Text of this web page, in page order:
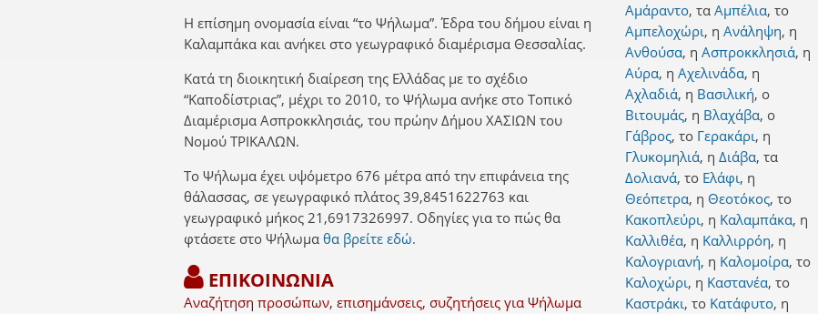
Η επίσημη ονομασία είναι “το Ψήλωμα”. Έδρα του δήμου είναι η
Καλαμπάκα και ανήκει στο γεωγραφικό διαμέρισμα Θεσσαλίας.
Κατά τη διοικητική διαίρεση της Ελλάδας με το σχέδιο
“Καποδίστριας”, μέχρι το 2010, το Ψήλωμα ανήκε στο Τοπικό
Διαμέρισμα Ασπροκκλησιάς, του πρώην Δήμου ΧΑΣΙΩΝ του
Νομού ΤΡΙΚΑΛΩΝ.
Το Ψήλωμα έχει υψόμετρο 676 μέτρα από την επιφάνεια της
θάλασσας, σε γεωγραφικό πλάτος 39,8451622763 και
γεωγραφικό μήκος 21,6917326997. Οδηγίες για το πώς θα
φτάσετε στο Ψήλωμα θα βρείτε εδώ.
ΕΠΙΚΟΙΝΩΝΙΑ
Αναζήτηση προσώπων, επισημάνσεις, συζητήσεις για Ψήλωμα
Αμάραντο, τα Αμπέλια, το
Αμπελοχώρι, η Ανάληψη, η
Ανθούσα, η Ασπροκκλησιά, η
Αύρα, η Αχελινάδα, η
Αχλαδιά, η Βασιλική, ο
Βιτουμάς, η Βλαχάβα, ο
Γάβρος, το Γερακάρι, η
Γλυκομηλιά, η Διάβα, τα
Δολιανά, το Ελάφι, η
Θεόπετρα, η Θεοτόκος, το
Κακοπλεύρι, η Καλαμπάκα, η
Καλλιθέα, η Καλλιρρόη, η
Καλογριανή, η Καλομοίρα, το
Καλοχώρι, η Καστανέα, το
Καστράκι, το Κατάφυτο, η